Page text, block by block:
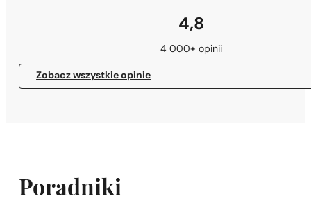
4,8
4 000+ opinii
Zobacz wszystkie opinie
Poradniki